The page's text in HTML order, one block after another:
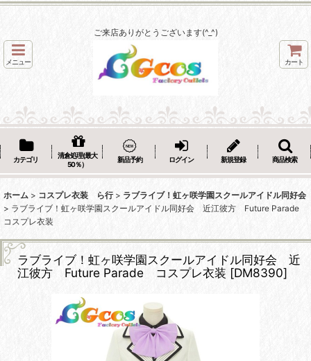
ご来店ありがとうございます(^_^)
メニュー カート
カテゴリ
清倉処理(最大
50％）
新品予約 ログイン 新規登録 商品検索
ホーム > コスプレ衣装 ら行 > ラブライブ！虹ヶ咲学園スクールアイドル同好会
> ラブライブ！虹ヶ咲学園スクールアイドル同好会 近江彼方 Future Parade
コスプレ衣装
ラブライブ！虹ヶ咲学園スクールアイドル同好会 近
江彼方 Future Parade コスプレ衣装 [DM8390]